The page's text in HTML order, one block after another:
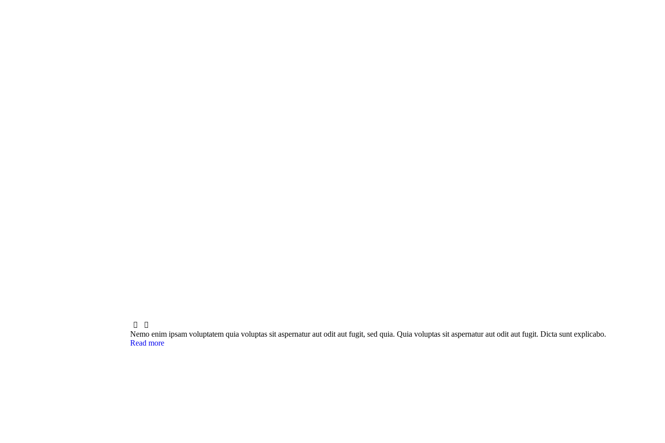
Nemo enim ipsam voluptatem quia voluptas sit aspernatur aut odit aut fugit, sed quia. Quia voluptas sit aspernatur aut odit aut fugit. Dicta sunt explicabo.
Read more